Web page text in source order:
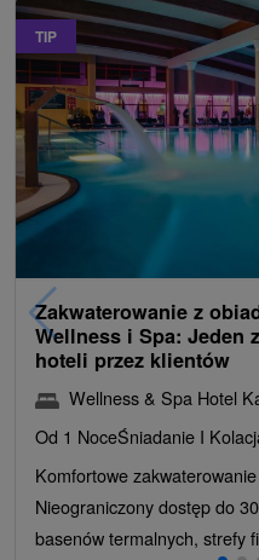
TIP
Zakwaterowanie z
Wellness i Spa: Jeden
hoteli przez klientów
Wellness & Spa Hotel
Od 1 NoceŚniadanie I
Komfortowe
Nieograniczony dostęp do
basenów termalnych, strefy